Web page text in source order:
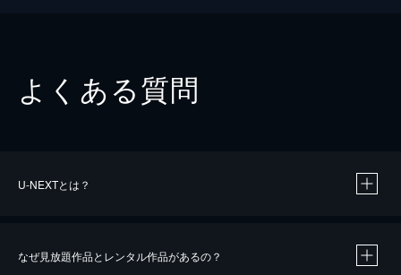
よくある質問
U-NEXTとは？
なぜ見放題作品とレンタル作品があるの？